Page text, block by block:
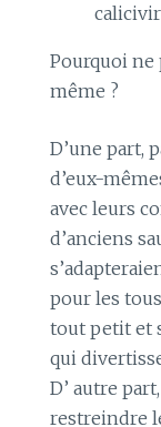
Pourquoi ne
même ?
D’une part,
d’eux-
avec leurs
d’anciens
pour les
tout petit et
qui
D’ autre
restreindre